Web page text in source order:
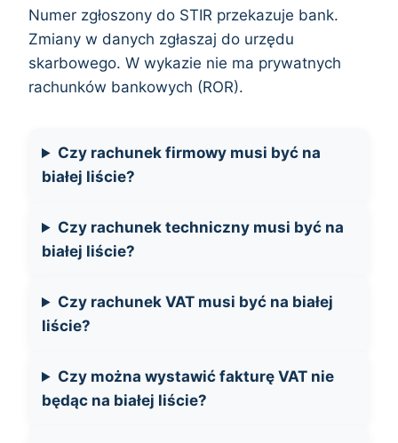
Numer zgłoszony do STIR przekazuje bank.
Zmiany w danych zgłaszaj do urzędu
skarbowego. W wykazie nie ma prywatnych
rachunków bankowych (ROR).
Czy rachunek firmowy musi być na
białej liście?
Czy rachunek techniczny musi być na
białej liście?
Czy rachunek VAT musi być na białej
liście?
Czy można wystawić fakturę VAT nie
będąc na białej liście?